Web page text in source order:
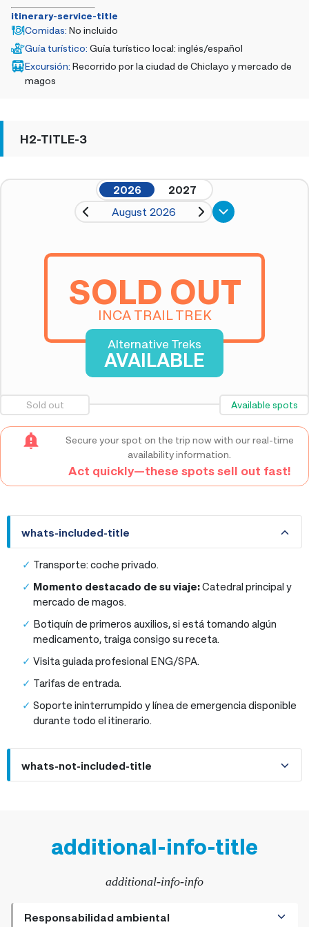
itinerary-service-title
Comidas: No incluido
Guía turístico: Guía turístico local: inglés/español
Excursión: Recorrido por la ciudad de Chiclayo y mercado de
magos
H2-TITLE-3
2026
2027
August 2026
SOLD OUT
INCA TRAIL TREK
Alternative Treks
AVAILABLE
Sold out Available spots
Secure your spot on the trip now with our real-time
availability information.
Act quickly—these spots sell out fast!
whats-included-title
whats-included-title
Transporte: coche privado.
Momento destacado de su viaje:Catedral principal y
mercado de magos.
Botiquín de primeros auxilios, si está tomando algún
medicamento, traiga consigo su receta.
Visita guiada profesional ENG/SPA.
Tarifas de entrada.
Soporte ininterrumpido y línea de emergencia disponible
durante todo el itinerario.
whats-not-included-title
additional-info-title
additional-info-info
Responsabilidad ambiental